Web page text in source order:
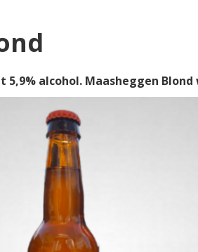
5,9% alcohol. Maasheggen